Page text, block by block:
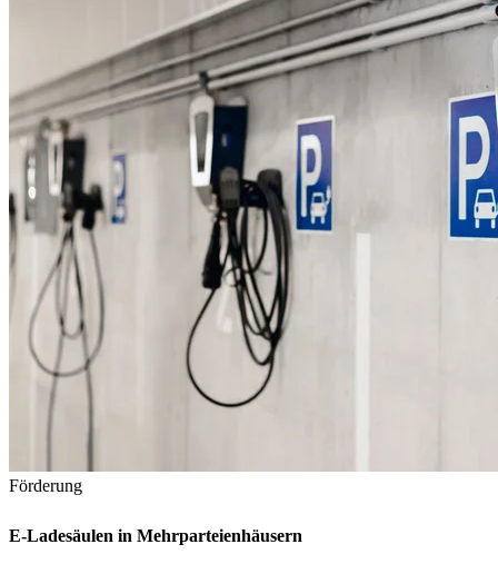
Förderung
E-Ladesäulen in Mehrparteienhäusern